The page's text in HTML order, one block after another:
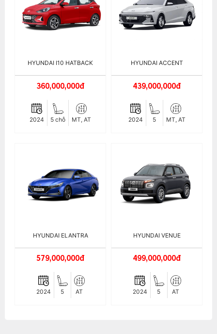
HYUNDAI I10 HATBACK
360,000,000đ
2024 5 chỗ MT, AT
HYUNDAI ACCENT
439,000,000đ
2024 5 MT, AT
HYUNDAI ELANTRA
579,000,000đ
2024 5 AT
HYUNDAI VENUE
499,000,000đ
2024 5 AT